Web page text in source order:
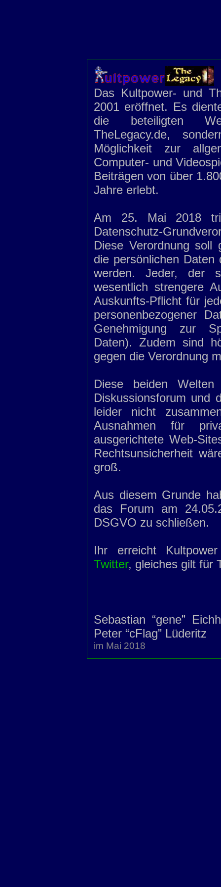
Das Kultpower- und
2001 eröffnet. Es
die beteiligten
TheLegacy.de,
Möglichkeit zur
Computer- und
Beiträgen von über
Jahre erlebt.
Am 25. Mai 2018
Datenschutz-
Diese Verordnung
die persönlichen
werden. Jeder, der
wesentlich strengere
Auskunfts-Pflicht für
personenbezogener
Genehmigung zur
Daten). Zudem sind
gegen die Verordnung
Diese beiden
Diskussionsforum und
leider nicht
Ausnahmen für
ausgerichtete Web-
Rechtsunsicherheit
groß.
Aus diesem Grunde
das Forum am
DSGVO zu schließen.
Ihr erreicht
Twitter, gleiches gilt für
Sebastian “gene”
Peter “cFlag” Lüderitz
im Mai 2018